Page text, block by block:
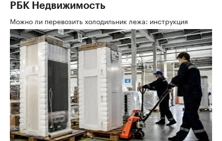
РБК Недвижимость
Можно ли перевозить холодильник лежа: инструкция